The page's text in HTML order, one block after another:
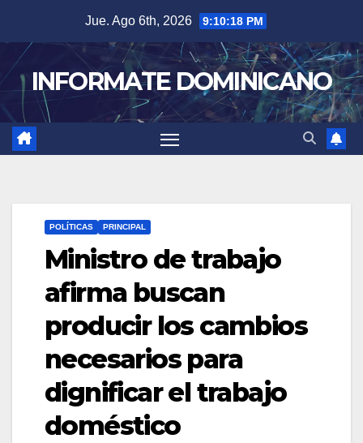
content
Jue. Ago 6th, 2026 9:10:19 PM
INFORMATE DOMINICANO
POLÍTICAS PRINCIPAL
Ministro de trabajo
afirma buscan
producir los cambios
necesarios para
dignificar el trabajo
doméstico